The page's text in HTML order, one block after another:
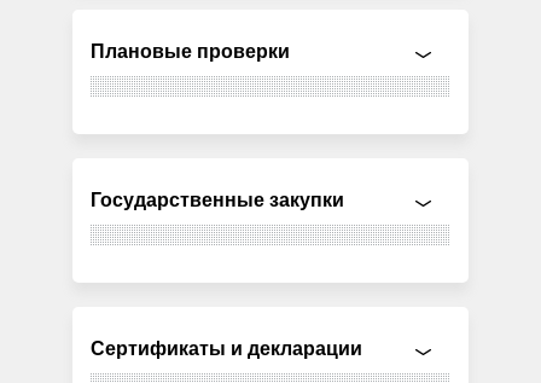
Плановые проверки
Государственные закупки
Сертификаты и декларации